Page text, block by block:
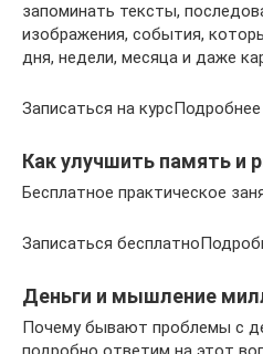
запоминать тексты,
изображения, события,
дня, недели, месяца и даже
Записаться на курсПодробнее
Как улучшить память и
Бесплатное практическое
Записаться
Деньги и мышление
Почему бывают проблемы с